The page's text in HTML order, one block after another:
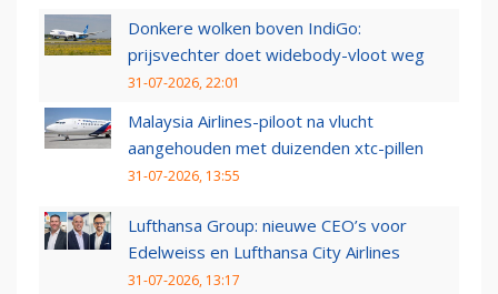
Donkere wolken boven IndiGo:
prijsvechter doet widebody-vloot weg
31-07-2026, 22:01
Malaysia Airlines-piloot na vlucht
aangehouden met duizenden xtc-pillen
31-07-2026, 13:55
Lufthansa Group: nieuwe CEO’s voor
Edelweiss en Lufthansa City Airlines
31-07-2026, 13:17